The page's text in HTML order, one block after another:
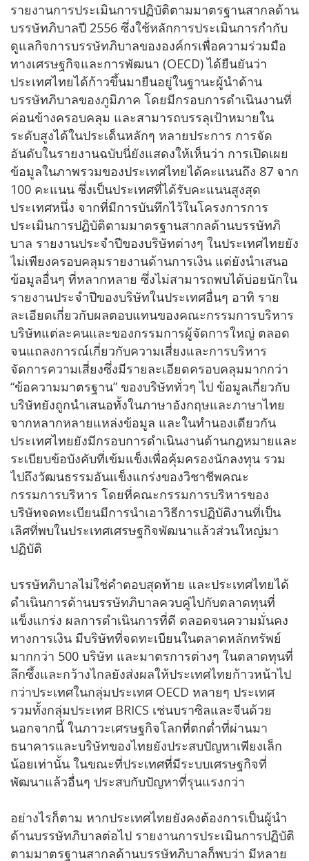
รายงานการประเมินการปฏิบัติตามมาตรฐานสากลด้าน
บรรษัทภิบาลปี 2556 ซึ่งใช้หลักการประเมินการกำกับ
ดูแลกิจการบรรษัทภิบาลขององค์กรเพื่อความร่วมมือ
ทางเศรษฐกิจและการพัฒนา (OECD) ได้ยืนยันว่า
ประเทศไทยได้ก้าวขึ้นมายืนอยู่ในฐานะผู้นำด้าน
บรรษัทภิบาลของภูมิภาค โดยมีกรอบการดำเนินงานที่
ค่อนข้างครอบคลุม และสามารถบรรลุเป้าหมายใน
ระดับสูงได้ในประเด็นหลักๆ หลายประการ การจัด
อันดับในรายงานฉบับนี่ยังแสดงให้เห็นว่า การเปิดเผย
ข้อมูลในภาพรวมของประเทศไทยได้คะแนนถึง 87 จาก
100 คะแนน ซึ่งเป็นประเทศที่ได้รับคะแนนสูงสุด
ประเทศหนึ่ง จากที่มีการบันทึกไว้ในโครงการการ
ประเมินการปฏิบัติตามมาตรฐานสากลด้านบรรษัทภิ
บาล รายงานประจำปีของบริษัทต่างๆ ในประเทศไทยยัง
ไม่เพียงครอบคลุมรายงานด้านการเงิน แต่ยังนำเสนอ
ข้อมูลอื่นๆ ที่หลากหลาย ซึ่งไม่สามารถพบได้บ่อยนักใน
รายงานประจำปีของบริษัทในประเทศอื่นๆ อาทิ ราย
ละเอียดเกี่ยวกับผลตอบแทนของคณะกรรมการบริหาร
บริษัทแต่ละคนและของกรรมการผู้จัดการใหญ่ ตลอด
จนแถลงการณ์เกี่ยวกับความเสี่ยงและการบริหาร
จัดการความเสี่ยงซึ่งมีรายละเอียดครอบคลุมมากกว่า
“ข้อความมาตรฐาน” ของบริษัททั่วๆ ไป ข้อมูลเกี่ยวกับ
บริษัทยังถูกนำเสนอทั้งในภาษาอังกฤษและภาษาไทย
จากหลากหลายแหล่งข้อมูล และในทำนองเดียวกัน
ประเทศไทยยังมีกรอบการดำเนินงานด้านกฎหมายและ
ระเบียบข้อบังคับที่เข้มแข็งเพื่อคุ้มครองนักลงทุน รวม
ไปถึงวัฒนธรรมอันแข็งแกร่งของวิชาชีพคณะ
กรรมการบริหาร โดยที่คณะกรรมการบริหารของ
บริษัทจดทะเบียนมีการนำเอาวิธีการปฏิบัติงานที่เป็น
เลิศที่พบในประเทศเศรษฐกิจพัฒนาแล้วส่วนใหญ่มา
ปฏิบัติ
บรรษัทภิบาลไม่ใช่คำตอบสุดท้าย และประเทศไทยได้
ดำเนินการด้านบรรษัทภิบาลควบคู่ไปกับตลาดทุนที่
แข็งแกร่ง ผลการดำเนินการที่ดี ตลอดจนความมั่นคง
ทางการเงิน มีบริษัทที่จดทะเบียนในตลาดหลักทรัพย์
มากกว่า 500 บริษัท และมาตรการต่างๆ ในตลาดทุนที่
ลึกซึ้งและกว้างไกลยังส่งผลให้ประเทศไทยก้าวหน้าไป
กว่าประเทศในกลุ่มประเทศ OECD หลายๆ ประเทศ
รวมทั้งกลุ่มประเทศ BRICS เช่นบราซิลและจีนด้วย
นอกจากนี้ ในภาวะเศรษฐกิจโลกที่ตกต่ำที่ผ่านมา
ธนาคารและบริษัทของไทยยังประสบปัญหาเพียงเล็ก
น้อยเท่านั้น ในขณะที่ประเทศที่มีระบบเศรษฐกิจที่
พัฒนาแล้วอื่นๆ ประสบกับปัญหาที่รุนแรงกว่า
อย่างไรก็ตาม หากประเทศไทยยังคงต้องการเป็นผู้นำ
ด้านบรรษัทภิบาลต่อไป รายงานการประเมินการปฏิบัติ
ตามมาตรฐานสากลด้านบรรษัทภิบาลก็พบว่า มีหลาย